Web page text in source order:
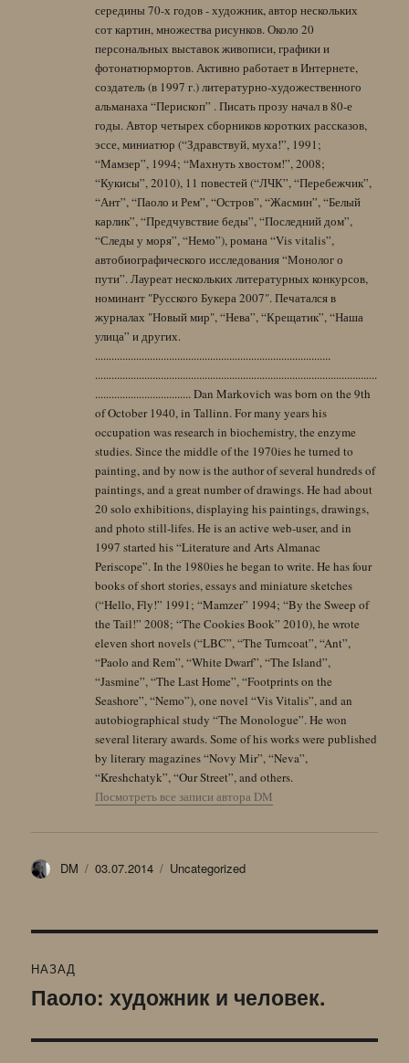
середины 70-х годов - художник, автор нескольких
сот картин, множества рисунков. Около 20
персональных выставок живописи, графики и
фотонатюрмортов. Активно работает в Интернете,
создатель (в 1997 г.) литературно-художественного
альманаха “Перископ” . Писать прозу начал в 80-е
годы. Автор четырех сборников коротких рассказов,
эссе, миниатюр (“Здравствуй, муха!”, 1991;
“Мамзер”, 1994; “Махнуть хвостом!”, 2008;
“Кукисы”, 2010), 11 повестей (“ЛЧК”, “Перебежчик”,
“Ант”, “Паоло и Рем”, “Остров”, “Жасмин”, “Белый
карлик”, “Предчувствие беды”, “Последний дом”,
“Следы у моря”, “Немо”), романа “Vis vitalis”,
автобиографического исследования “Монолог о
пути”. Лауреат нескольких литературных конкурсов,
номинант "Русского Букера 2007". Печатался в
журналах "Новый мир", “Нева”, “Крещатик”, “Наша
улица” и других.
......................................................................................
.......................................................................................................
................................... Dan Markovich was born on the 9th
of October 1940, in Tallinn. For many years his
occupation was research in biochemistry, the enzyme
studies. Since the middle of the 1970ies he turned to
painting, and by now is the author of several hundreds of
paintings, and a great number of drawings. He had about
20 solo exhibitions, displaying his paintings, drawings,
and photo still-lifes. He is an active web-user, and in
1997 started his “Literature and Arts Almanac
Periscope”. In the 1980ies he began to write. He has four
books of short stories, essays and miniature sketches
(“Hello, Fly!” 1991; “Mamzer” 1994; “By the Sweep of
the Tail!” 2008; “The Cookies Book” 2010), he wrote
eleven short novels (“LBC”, “The Turncoat”, “Ant”,
“Paolo and Rem”, “White Dwarf”, “The Island”,
“Jasmine”, “The Last Home”, “Footprints on the
Seashore”, “Nemo”), one novel “Vis Vitalis”, and an
autobiographical study “The Monologue”. He won
several literary awards. Some of his works were published
by literary magazines “Novy Mir”, “Neva”,
“Kreshchatyk”, “Our Street”, and others.
Посмотреть все записи автора DM
Автор
DM Опубликовано
03.07.2014 Рубрики
Uncategorized
по
НАЗАД
Предыдущая
Паоло: художник и человек.